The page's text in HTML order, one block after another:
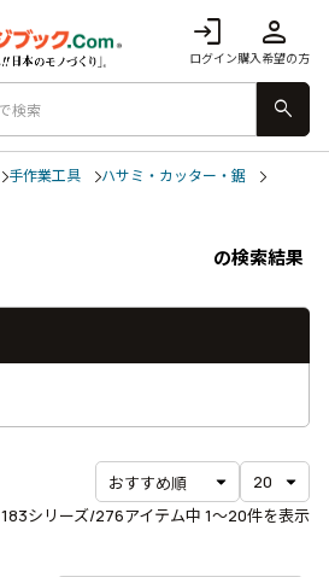
login
ログイン
person
購入希望の方
search
手作業工具
ハサミ・カッター・鋸
の検索結果
183シリーズ/276アイテム中 1〜20件を表示